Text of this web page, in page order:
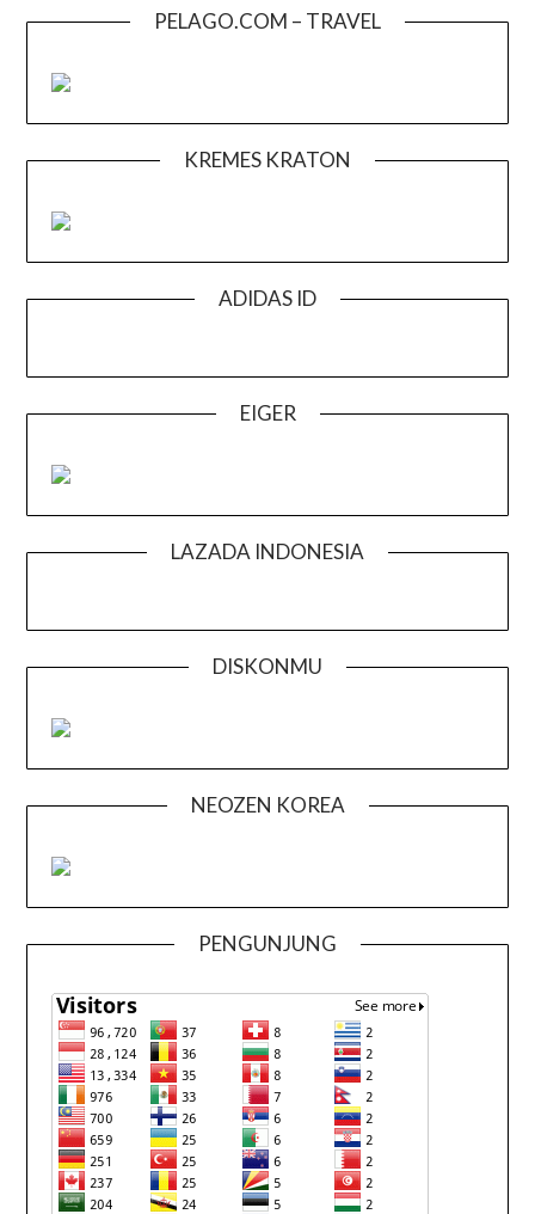
PELAGO.COM – TRAVEL
KREMES KRATON
ADIDAS ID
EIGER
LAZADA INDONESIA
DISKONMU
NEOZEN KOREA
PENGUNJUNG